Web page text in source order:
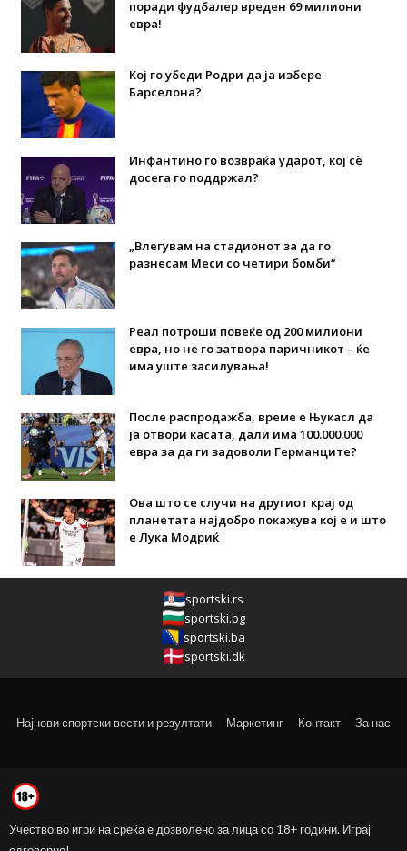
поради фудбалер вреден 69 милиони
евра!
Кој го убеди Родри да ја избере
Барселона?
Инфантино го возвраќа ударот, кој сè
досега го поддржал?
„Влегувам на стадионот за да го
разнесам Меси со четири бомби“
Реал потроши повеќе од 200 милиони
евра, но не го затвора паричникот – ќе
има уште засилувања!
После распродажба, време е Њукасл да
ја отвори касата, дали има 100.000.000
евра за да ги задоволи Германците?
Ова што се случи на другиот крај од
планетата најдобро покажува кој е и што
е Лука Модриќ
sportski.rs
sportski.bg
sportski.ba
sportski.dk
Најнови спортски вести и резултати Маркетинг Контакт За нас
Учество во игри на среќа е дозволено за лица со 18+ години. Играј